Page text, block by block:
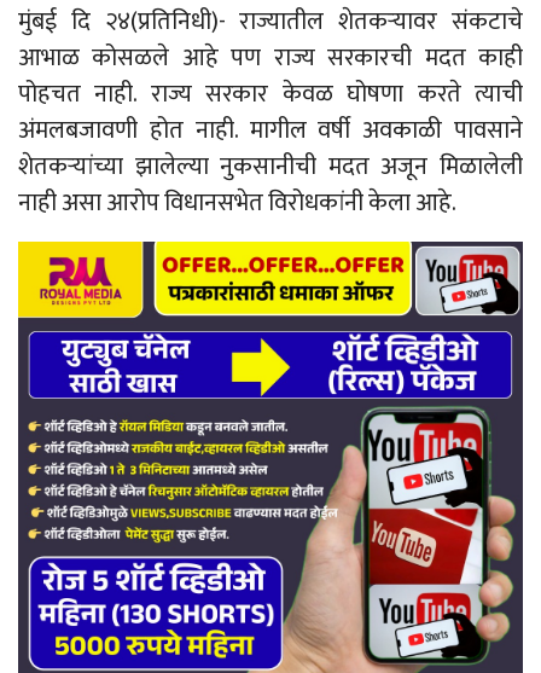
मुंबई दि २४(प्रतिनिधी)- राज्यातील शेतकऱ्यावर संकटाचे
आभाळ कोसळले आहे पण राज्य सरकारची मदत काही
पोहचत नाही. राज्य सरकार केवळ घोषणा करते त्याची
अंमलबजावणी होत नाही. मागील वर्षी अवकाळी पावसाने
शेतकऱ्यांच्या झालेल्या नुकसानीची मदत अजून मिळालेली
नाही असा आरोप विधानसभेत विरोधकांनी केला आहे.